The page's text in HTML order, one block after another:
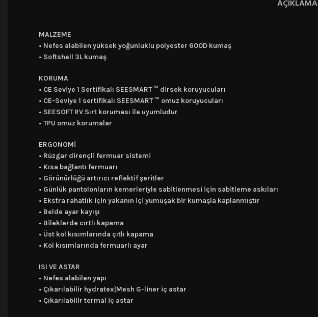
AÇIKLAMA
MALZEME
• Nefes alabilen yüksek yoğunluklu polyester 600D kumaş
• Softshell 3L kumaş
KORUMA
• CE Seviye 1 Sertifikalı SEESMART ™ dirsek koruyucuları
• CE-Seviye 1 sertifikalı SEESMART ™ omuz koruyucuları
• SEESOFT RV Sırt koruması ile uyumludur
• TPU omuz korumalar
ERGONOMİ
• Rüzgar dirençli fermuar sistemi
• Kısa bağlantı fermuarı
• Görünürlüğü artırıcı reflektif şeritler
• Günlük pantolonların kemerleriyle sabitlenmesi için sabitleme askıları
• Ekstra rahatlık için yakanın içi yumuşak bir kumaşla kaplanmıştır
• Belde ayar kayışı
• Bileklerde cırtlı kapama
• Üst kol kısımlarında çıtlı kapama
• Kol kısımlarında fermuarlı ayar
ISI VE ASTAR
• Nefes alabilen yapı
• Çıkarılabilir hydratex|Mesh G-liner iç astar
• Çıkarılabilir termal iç astar